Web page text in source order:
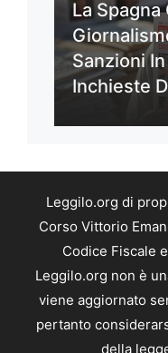
La
Sanzioni
Inchieste
Leggilo.org di
Corso Vittorio
Codice Fiscale
Leggilo.org non è
viene aggiornato
pertanto
della